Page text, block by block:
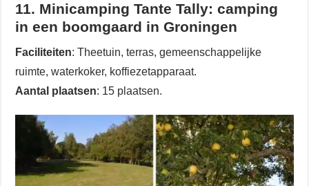
11. Minicamping Tante Tally: camping
in een boomgaard in Groningen
Faciliteiten: Theetuin, terras, gemeenschappelijke
ruimte, waterkoker, koffiezetapparaat.
Aantal plaatsen: 15 plaatsen.